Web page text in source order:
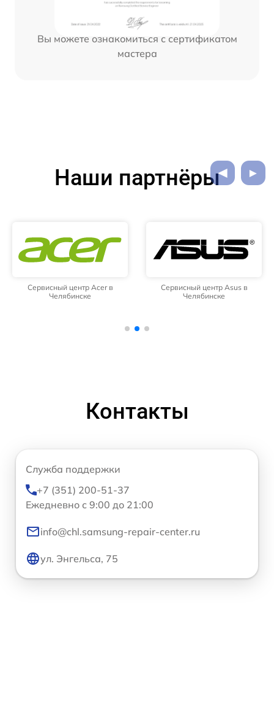
Вы можете ознакомиться с сертификатом
мастера
Наши партнёры
Сервисный центр Acer в
Челябинске
Сервисный центр Asus в
Челябинске
Контакты
Служба поддержки
+7 (351) 200-51-37
Ежедневно с 9:00 до 21:00
info@chl.samsung-repair-center.ru
ул. Энгельса, 75